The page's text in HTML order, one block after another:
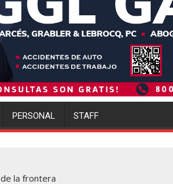
PERSONAL STAFF
la frontera